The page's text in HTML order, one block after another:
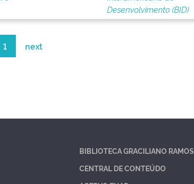
Desenvolvimento (BID)
1 next
BIBLIOTECA GRACILIANO RAMOS
CENTRAL DE CONTEÚDO